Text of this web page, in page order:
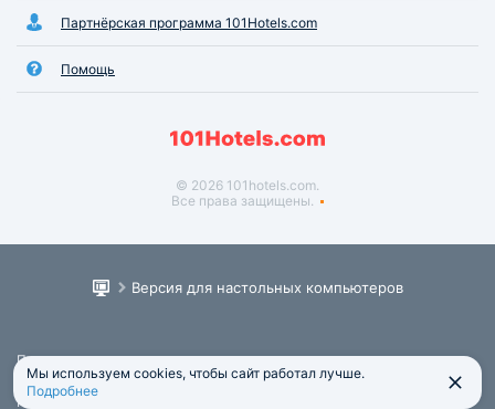
Партнёрская программа 101Hotels.com
Помощь
© 2026 101hotels.com.
Все права защищены.
Версия для настольных компьютеров
Пользовательское соглашение
Юридическая информация
Политика обработки персональных данных
Мы используем cookies, чтобы сайт работал лучше.
Подробнее